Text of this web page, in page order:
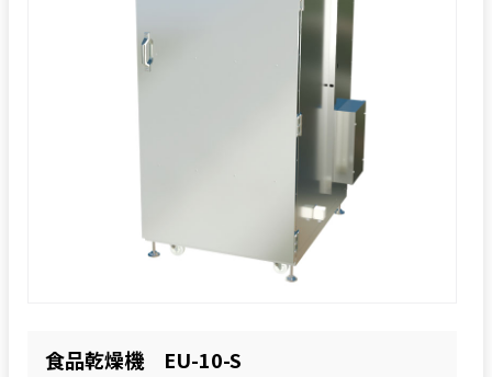
食品乾燥機 EU-10-S